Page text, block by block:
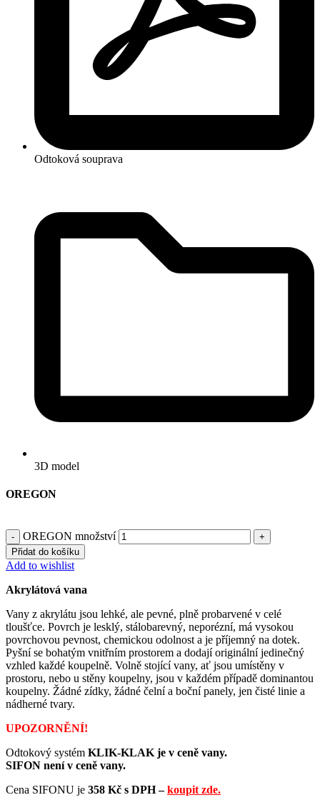
Odtoková souprava
3D model
OREGON
OREGON množství
Přidat do košíku
Add to wishlist
Akrylátová vana
Vany z akrylátu jsou lehké, ale pevné, plně probarvené v celé
tloušťce. Povrch je lesklý, stálobarevný, neporézní, má vysokou
povrchovou pevnost, chemickou odolnost a je příjemný na dotek.
Pyšní se bohatým vnitřním prostorem a dodají originální jedinečný
vzhled každé koupelně. Volně stojící vany, ať jsou umístěny v
prostoru, nebo u stěny koupelny, jsou v každém případě dominantou
koupelny. Žádné zídky, žádné čelní a boční panely, jen čisté linie a
nádherné tvary.
UPOZORNĚNÍ!
Odtokový systém KLIK-KLAK je v ceně vany.
SIFON není v ceně vany.
Cena SIFONU je 358 Kč s DPH –koupit zde.